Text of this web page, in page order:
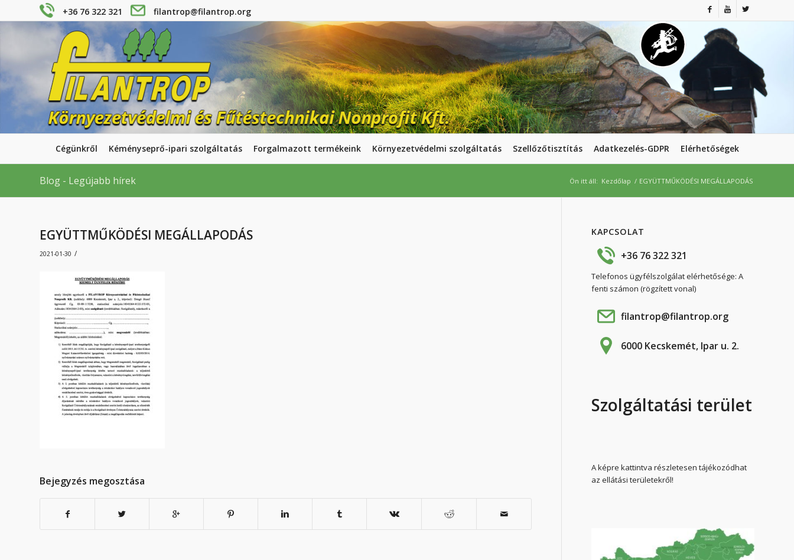
+36 76 322 321 filantrop@filantrop.org
Cégünkről Kéményseprő-ipari szolgáltatás Forgalmazott termékeink Környezetvédelmi szolgáltatás Szellőzőtisztítás Adatkezelés-GDPR Elérhetőségek
Blog - Legújabb hírek Ön itt áll: Kezdőlap / EGYÜTTMŰKÖDÉSI MEGÁLLAPODÁS
EGYÜTTMŰKÖDÉSI MEGÁLLAPODÁS
2021-01-30 /
Bejegyzés megosztása
KAPCSOLAT
+36 76 322 321
Telefonos ügyfélszolgálat elérhetősége: A
fenti számon (rögzített vonal)
filantrop@filantrop.org
6000 Kecskemét, Ipar u. 2.
Szolgáltatási terület
A képre kattintva részletesen tájékozódhat
az ellátási területekről!